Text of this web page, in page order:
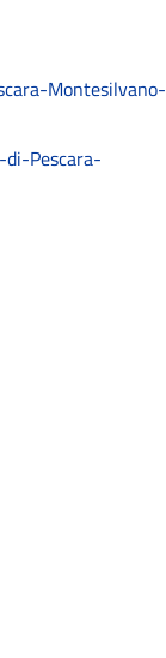
Montesilvano-
Pescara-